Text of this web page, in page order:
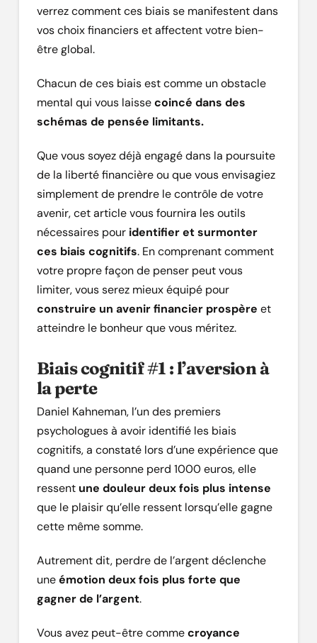
verrez comment ces biais se manifestent dans
vos choix financiers et affectent votre bien-
être global.
Chacun de ces biais est comme un obstacle
mental qui vous laissecoincé dans des
schémas de pensée limitants.
Que vous soyez déjà engagé dans la poursuite
de la liberté financière ou que vous envisagiez
simplement de prendre le contrôle de votre
avenir, cet article vous fournira les outils
nécessaires pour identifier et surmonter
ces biais cognitifs. En comprenant comment
votre propre façon de penser peut vous
limiter, vous serez mieux équipé pour
construire un avenir financier prospère et
atteindre le bonheur que vous méritez.
Biais cognitif #1 : l’aversion à
la perte
Daniel Kahneman, l’un des premiers
psychologues à avoir identifié les biais
cognitifs, a constaté lors d’une expérience que
quand une personne perd 1000 euros, elle
ressent une douleur deux fois plus intense
que le plaisir qu’elle ressent lorsqu’elle gagne
cette même somme.
Autrement dit, perdre de l’argent déclenche
uneémotion deux fois plus forte que
gagner de l’argent.
Vous avez peut-être commecroyance